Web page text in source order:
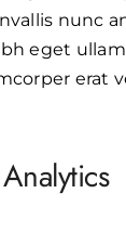
nunc
eget
erat